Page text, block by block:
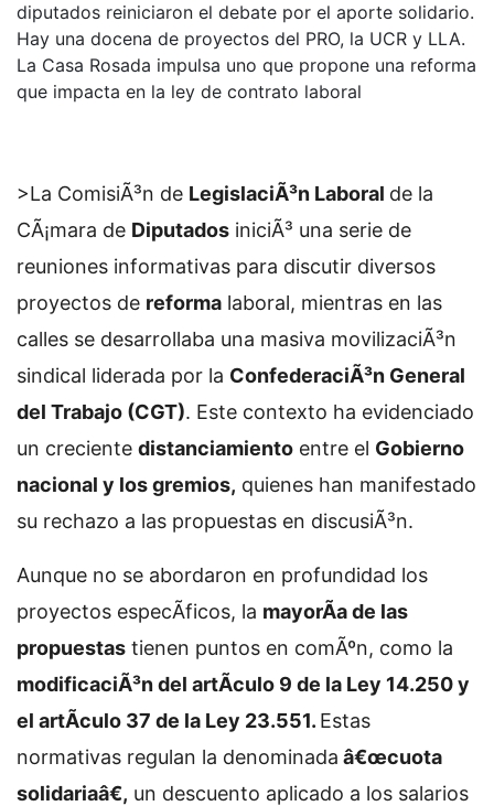
diputados reiniciaron el debate por el aporte solidario.
Hay una docena de proyectos del PRO, la UCR y LLA.
La Casa Rosada impulsa uno que propone una reforma
que impacta en la ley de contrato laboral
>La ComisiÃ³n de LegislaciÃ³n Laboral de la
CÃ¡mara de Diputados iniciÃ³ una serie de
reuniones informativas para discutir diversos
proyectos de reforma laboral, mientras en las
calles se desarrollaba una masiva movilizaciÃ³n
sindical liderada por la ConfederaciÃ³n General
del Trabajo (CGT). Este contexto ha evidenciado
un creciente distanciamiento entre el Gobierno
nacional y los gremios, quienes han manifestado
su rechazo a las propuestas en discusiÃ³n.
Aunque no se abordaron en profundidad los
proyectos especÃ­ficos, la mayorÃ­a de las
propuestas tienen puntos en comÃºn, como la
modificaciÃ³n del artÃ­culo 9 de la Ley 14.250 y
el artÃ­culo 37 de la Ley 23.551. Estas
normativas regulan la denominada â€œcuota
solidariaâ€, un descuento aplicado a los salarios